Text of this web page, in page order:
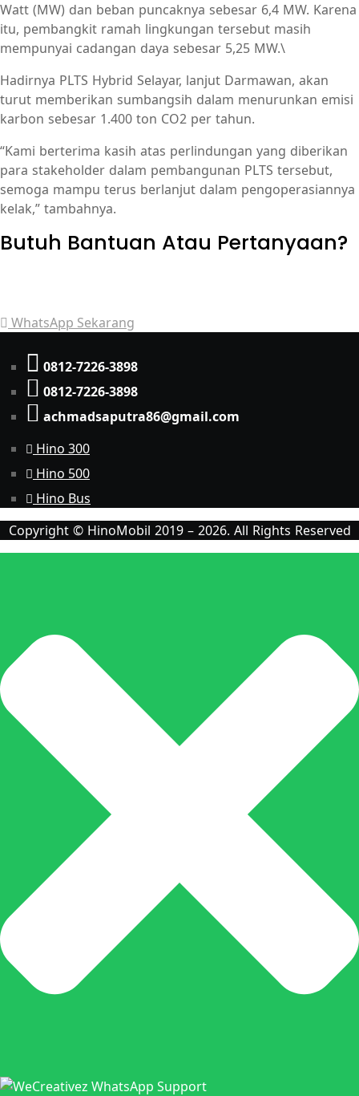
Watt (MW) dan beban puncaknya sebesar 6,4 MW. Karena
itu, pembangkit ramah lingkungan tersebut masih
mempunyai cadangan daya sebesar 5,25 MW.\
Hadirnya PLTS Hybrid Selayar, lanjut Darmawan, akan
turut memberikan sumbangsih dalam menurunkan emisi
karbon sebesar 1.400 ton CO2 per tahun.
“Kami berterima kasih atas perlindungan yang diberikan
para stakeholder dalam pembangunan PLTS tersebut,
semoga mampu terus berlanjut dalam pengoperasiannya
kelak,” tambahnya.
Butuh Bantuan Atau Pertanyaan?
WhatsApp Sekarang
0812-7226-3898
0812-7226-3898
achmadsaputra86@gmail.com
Hino 300
Hino 500
Hino Bus
Copyright © HinoMobil 2019 – 2026. All Rights Reserved